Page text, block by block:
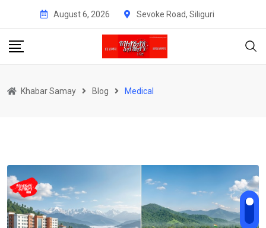
content
August 6, 2026 Sevoke Road, Siliguri
Khabar Samay Blog Medical